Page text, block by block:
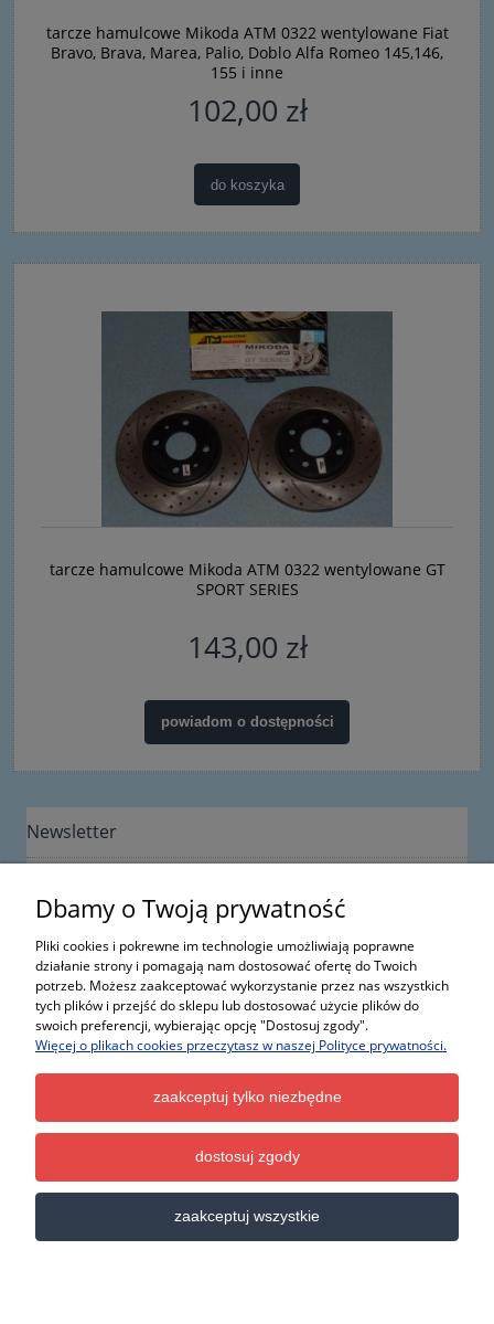
tarcze hamulcowe Mikoda ATM 0322 wentylowane Fiat
Bravo, Brava, Marea, Palio, Doblo Alfa Romeo 145,146,
155 i inne
102,00 zł
do koszyka
tarcze hamulcowe Mikoda ATM 0322 wentylowane GT
SPORT SERIES
143,00 zł
powiadom o dostępności
Newsletter
Informacje
Moje konto
Kontakt
Wszystkie nazwy, fotografie i znaki firmowe lub towarowe, niebędące własnością ItalCar, występujące
Dbamy o Twoją prywatność
Pliki cookies i pokrewne im technologie umożliwiają poprawne
działanie strony i pomagają nam dostosować ofertę do Twoich
potrzeb. Możesz zaakceptować wykorzystanie przez nas wszystkich
tych plików i przejść do sklepu lub dostosować użycie plików do
swoich preferencji, wybierając opcję "Dostosuj zgody".
Więcej o plikach cookies przeczytasz w naszej Polityce prywatności.
zaakceptuj tylko niezbędne
dostosuj zgody
zaakceptuj wszystkie